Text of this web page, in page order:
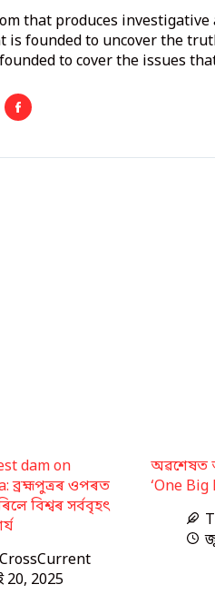
that produces investigative
is founded to uncover the
to cover the issues
dam on
ব্ৰহ্মপুত্ৰৰ ওপৰত
বিশ্বৰ সৰ্ববৃহৎ
20, 2025
অৱশেষত
‘One